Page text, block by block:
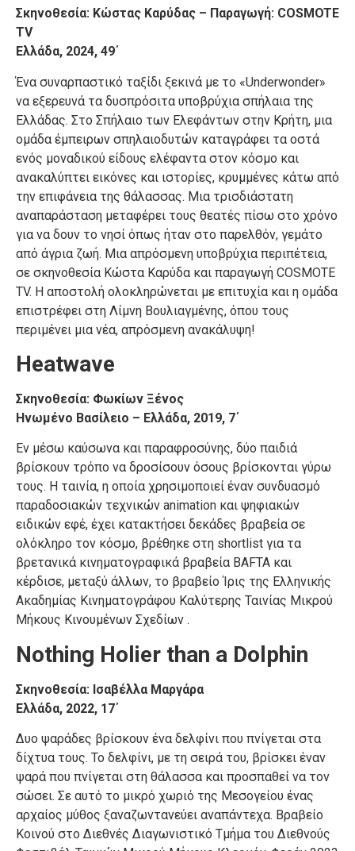
Σκηνοθεσία: Κώστας Καρύδας – Παραγωγή: COSMOTE
TV
Ελλάδα, 2024, 49΄
Ένα συναρπαστικό ταξίδι ξεκινά με το «Underwonder»
να εξερευνά τα δυσπρόσιτα υποβρύχια σπήλαια της
Ελλάδας. Στο Σπήλαιο των Ελεφάντων στην Κρήτη, μια
ομάδα έμπειρων σπηλαιοδυτών καταγράφει τα οστά
ενός μοναδικού είδους ελέφαντα στον κόσμο και
ανακαλύπτει εικόνες και ιστορίες, κρυμμένες κάτω από
την επιφάνεια της θάλασσας. Μια τρισδιάστατη
αναπαράσταση μεταφέρει τους θεατές πίσω στο χρόνο
για να δουν το νησί όπως ήταν στο παρελθόν, γεμάτο
από άγρια ζωή. Μια απρόσμενη υποβρύχια περιπέτεια,
σε σκηνοθεσία Κώστα Καρύδα και παραγωγή COSMOTE
TV. Η αποστολή ολοκληρώνεται με επιτυχία και η ομάδα
επιστρέφει στη Λίμνη Βουλιαγμένης, όπου τους
περιμένει μια νέα, απρόσμενη ανακάλυψη!
Heatwave
Σκηνοθεσία: Φωκίων Ξένος
Ηνωμένο Βασίλειο – Ελλάδα, 2019, 7΄
Εν μέσω καύσωνα και παραφροσύνης, δύο παιδιά
βρίσκουν τρόπο να δροσίσουν όσους βρίσκονται γύρω
τους. Η ταινία, η οποία χρησιμοποιεί έναν συνδυασμό
παραδοσιακών τεχνικών animation και ψηφιακών
ειδικών εφέ, έχει κατακτήσει δεκάδες βραβεία σε
ολόκληρο τον κόσμο, βρέθηκε στη shortlist για τα
βρετανικά κινηματογραφικά βραβεία BAFTA και
κέρδισε, μεταξύ άλλων, το βραβείο Ίρις της Ελληνικής
Ακαδημίας Κινηματογράφου Καλύτερης Ταινίας Μικρού
Μήκους Κινουμένων Σχεδίων .
Nothing Holier than a Dolphin
Σκηνοθεσία: Ισαβέλλα Μαργάρα
Ελλάδα, 2022, 17΄
Δυο ψαράδες βρίσκουν ένα δελφίνι που πνίγεται στα
δίχτυα τους. Το δελφίνι, με τη σειρά του, βρίσκει έναν
ψαρά που πνίγεται στη θάλασσα και προσπαθεί να τον
σώσει. Σε αυτό το μικρό χωριό της Μεσογείου ένας
αρχαίος μύθος ξαναζωντανεύει αναπάντεχα. Βραβείο
Κοινού στο Διεθνές Διαγωνιστικό Τμήμα του Διεθνούς